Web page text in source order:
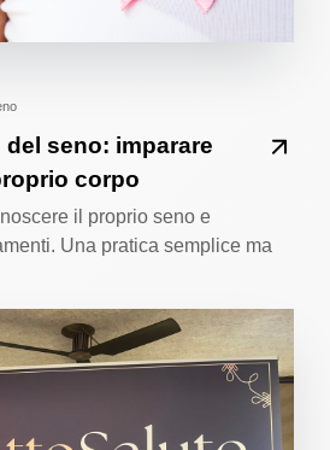
seno: imparare
corpo
il proprio seno e
Una pratica semplice ma